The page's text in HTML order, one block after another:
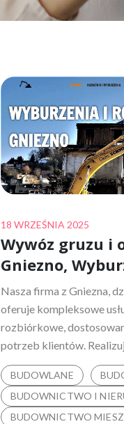
Posted
on
18 WRZEŚNIA 2025
Wywóz gruzu i
Gniezno,
Nasza firma z Gniezna,
oferuje kompleksowe
rozbiórkowe,
potrzeb klientów.
BUDOWLANE
BUDOWNICTWO I
BUDOWNICTWO